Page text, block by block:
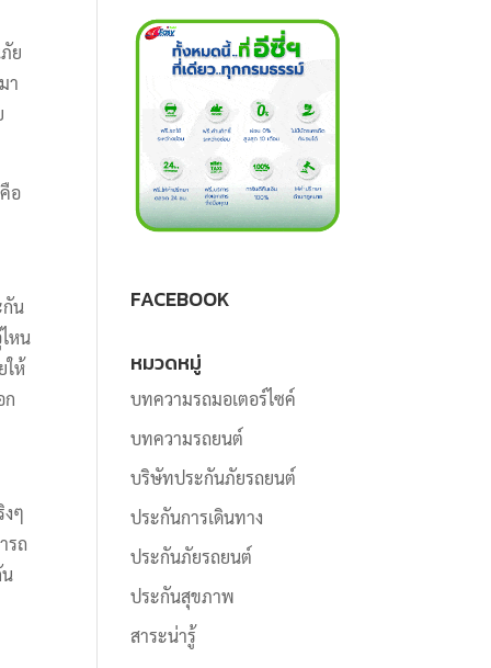
ย
า
อ
กัน
หน
ให้
ก
ๆ
รถ
FACEBOOK
หมวดหมู่
บทความรถมอเตอร์ไซค์
บทความรถยนต์
บริษัทประกันภัยรถยนต์
ประกันการเดินทาง
ประกันภัยรถยนต์
ประกันสุขภาพ
สาระน่ารู้